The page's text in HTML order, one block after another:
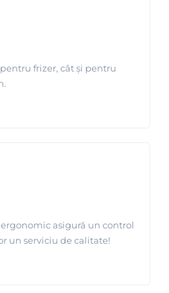
frizer, cât și pentru
asigură un control
un serviciu de calitate!